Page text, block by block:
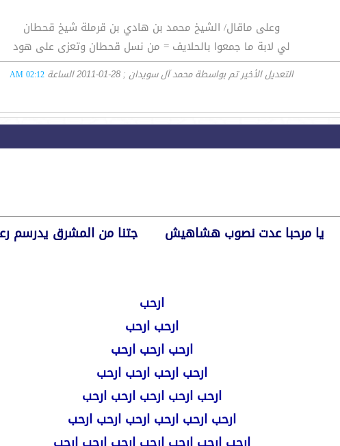
وعلى ماقال/ الشيخ محمد بن هادي بن قرملة شيخ قحطان
لي لابة ما جمعوا بالحلايف = من نسل قحطان وتعزى على هود
التعديل الأخير تم بواسطة محمد آل سويدان ; 28-01-2011 الساعة 02:12 AM
يا مرحبا عدت نصوب هشاهيش جتنا من المشرق يدرسم
ارحب
ارحب ارحب
ارحب ارحب ارحب
ارحب ارحب ارحب ارحب
ارحب ارحب ارحب ارحب ارحب
ارحب ارحب ارحب ارحب ارحب ارحب